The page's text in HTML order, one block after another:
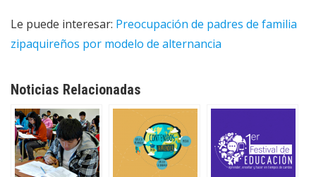
Le puede interesar: Preocupación de padres de familia
zipaquireños por modelo de alternancia
Noticias Relacionadas